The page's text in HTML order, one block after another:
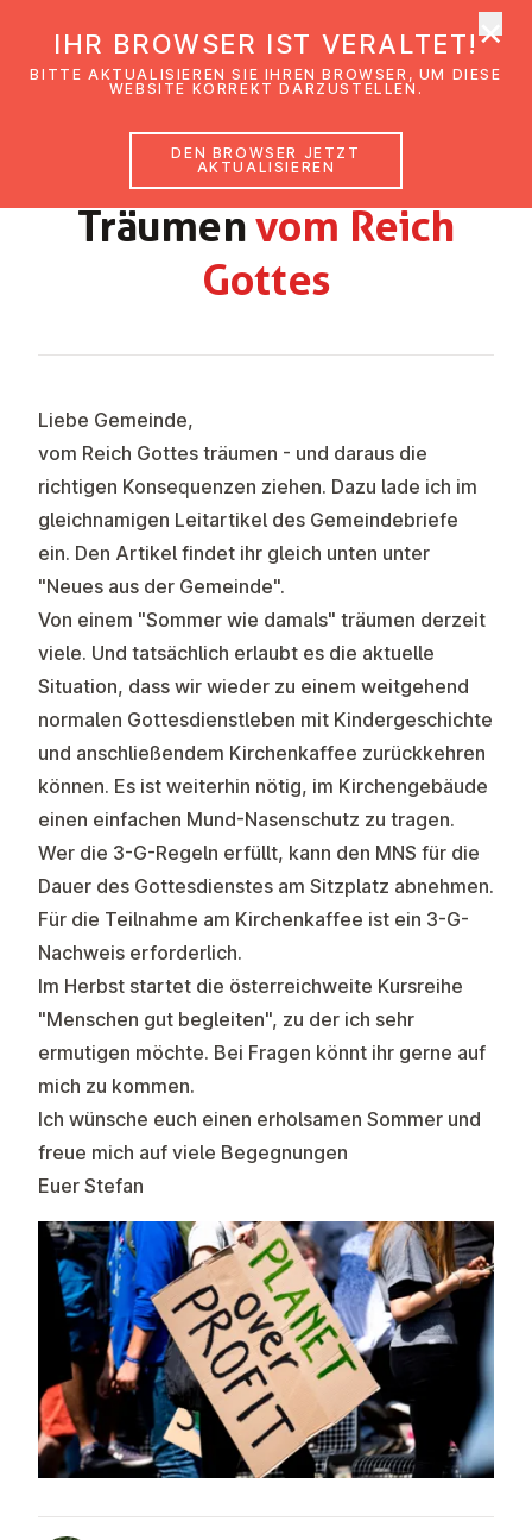
Träumenvom Reich
Gottes
SOMMER 2021
Liebe Gemeinde,
vom Reich Gottes träumen - und daraus die
richtigen Konsequenzen ziehen. Dazu lade ich im
gleichnamigen Leitartikel des Gemeindebriefe
ein. Den Artikel findet ihr gleich unten unter
"Neues aus der Gemeinde".
Von einem "Sommer wie damals" träumen derzeit
viele. Und tatsächlich erlaubt es die aktuelle
Situation, dass wir wieder zu einem weitgehend
normalen Gottesdienstleben mit Kindergeschichte
und anschließendem Kirchenkaffee zurückkehren
können. Es ist weiterhin nötig, im Kirchengebäude
einen einfachen Mund-Nasenschutz zu tragen.
Wer die 3-G-Regeln erfüllt, kann den MNS für die
Dauer des Gottesdienstes am Sitzplatz abnehmen.
Für die Teilnahme am Kirchenkaffee ist ein 3-G-
Nachweis erforderlich.
Im Herbst startet die österreichweite Kursreihe
"Menschen gut begleiten", zu der ich sehr
ermutigen möchte. Bei Fragen könnt ihr gerne auf
mich zu kommen.
Ich wünsche euch einen erholsamen Sommer und
freue mich auf viele Begegnungen
Euer Stefan
IHR BROWSER IST VERALTET!
BITTE AKTUALISIEREN SIE IHREN BROWSER, UM DIESE
WEBSITE KORREKT DARZUSTELLEN.
DEN BROWSER JETZT
AKTUALISIEREN
×